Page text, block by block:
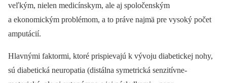
veľkým, nielen medicínskym, ale aj spoločenským
a ekonomickým problémom, a to práve najmä pre vysoký počet
amputácií.
Hlavnými faktormi, ktoré prispievajú k vývoju diabetickej nohy,
sú diabetická neuropatia (distálna symetrická senzitívne-